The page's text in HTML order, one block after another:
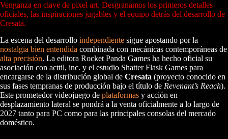
Venganza en clave de pixel art. Desgranamos los primeros detalles
oficiales, las inspiraciones jugables y el equipo detrás del desarrollo de
Cresata.
La escena del desarrollo independiente sigue apostando por la
nostalgia bien entendida combinada con mecánicas contemporáneas de
alta precisión. La editora Rocket Panda Games ha hecho oficial su
asociación con acttil, inc. y el estudio Shatter Flask Games para
encargarse de la distribución global de Cresata (proyecto conocido en
sus fases tempranas de producción bajo el título de Revenant’s Reach).
Este prometedor videojuego de plataformas y acción en
desplazamiento lateral se pondrá a la venta oficialmente a lo largo de
2027 tanto para PC como para las principales consolas del mercado
doméstico.